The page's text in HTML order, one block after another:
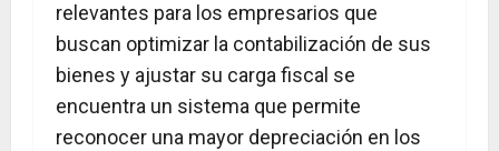
relevantes para los empresarios que
buscan optimizar la contabilización de sus
bienes y ajustar su carga fiscal se
encuentra un sistema que permite
reconocer una mayor depreciación en los